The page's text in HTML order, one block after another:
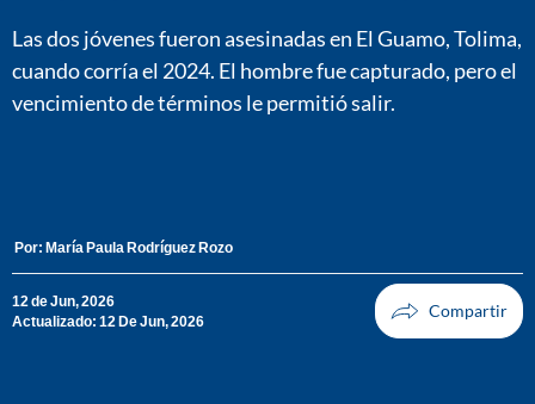
Las dos jóvenes fueron asesinadas en El Guamo, Tolima,
cuando corría el 2024. El hombre fue capturado, pero el
vencimiento de términos le permitió salir.
Por: María Paula Rodríguez Rozo
12 de Jun, 2026
Actualizado: 12 De Jun, 2026